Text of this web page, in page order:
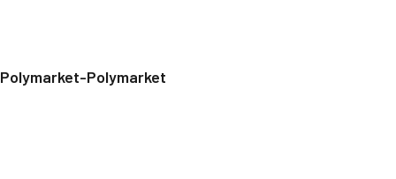
Polymarket-Polymarket